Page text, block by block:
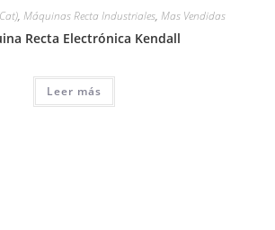
, Máquinas Recta Industriales, Mas Vendidas
Recta Electrónica Kendall
Leer más